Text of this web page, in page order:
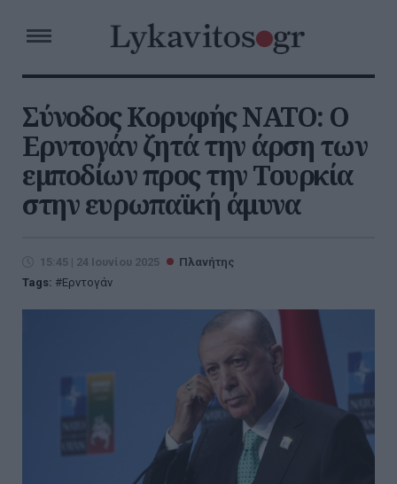
Σύνοδος Κορυφής ΝΑΤΟ: Ο
Ερντογάν ζητά την άρση των
εμποδίων προς την Τουρκία
στην ευρωπαϊκή άμυνα
15:45 | 24 Ιουνίου 2025
Πλανήτης
Tags:
Ερντογάν